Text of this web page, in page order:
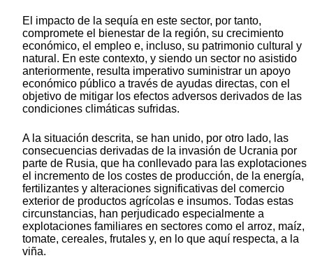
El impacto de la sequía en este sector, por tanto,
compromete el bienestar de la región, su crecimiento
económico, el empleo e, incluso, su patrimonio cultural y
natural. En este contexto, y siendo un sector no asistido
anteriormente, resulta imperativo suministrar un apoyo
económico público a través de ayudas directas, con el
objetivo de mitigar los efectos adversos derivados de las
condiciones climáticas sufridas.
A la situación descrita, se han unido, por otro lado, las
consecuencias derivadas de la invasión de Ucrania por
parte de Rusia, que ha conllevado para las explotaciones
el incremento de los costes de producción, de la energía,
fertilizantes y alteraciones significativas del comercio
exterior de productos agrícolas e insumos. Todas estas
circunstancias, han perjudicado especialmente a
explotaciones familiares en sectores como el arroz, maíz,
tomate, cereales, frutales y, en lo que aquí respecta, a la
viña.